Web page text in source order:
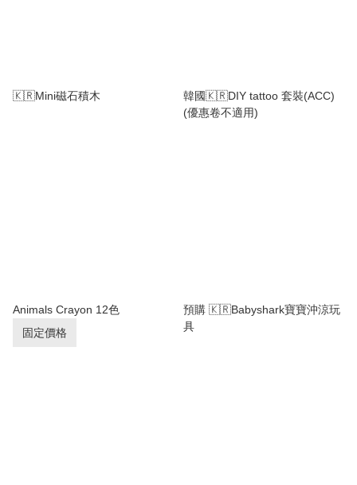
🇰🇷Mini磁石積木
韓國🇰🇷DIY tattoo 套裝(ACC)
(優惠卷不適用)
Animals Crayon 12色
固定價格
預購 🇰🇷Babyshark寶寶沖涼玩
具